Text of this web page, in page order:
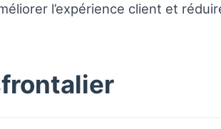
l’expérience client et